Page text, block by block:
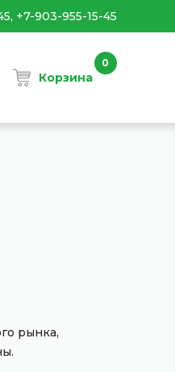
+7-903-955-15-45
Корзина
0
рынка,